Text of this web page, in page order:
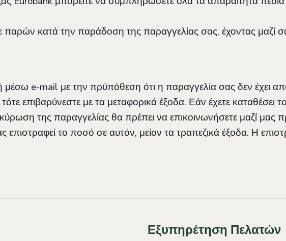
παρών κατά την παράδοση της παραγγελίας σας, έχοντας μαζί
ή μέσω e-mail με την πρϋπόθεση ότι η παραγγελία σας δεν έχει
επιβαρύνεστε με τα μεταφορικά έξοδα. Εάν έχετε καταθέσει
της παραγγελίας θα πρέπει να επικοινωνήσετε μαζί μας
επιστραφεί το ποσό σε αυτόν, μείον τα τραπεζικά έξοδα. Η
Εξυπηρέτηση Πελατών